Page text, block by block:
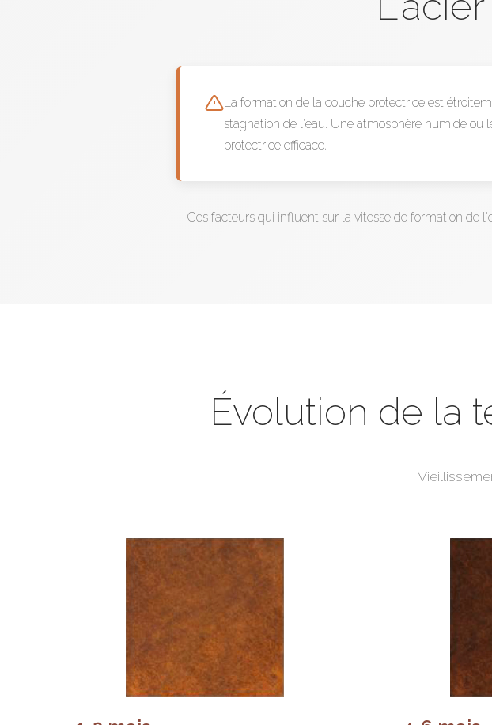
La formation de la couche protectrice est
stagnation de l'eau. Une atmosphère humide
protectrice efficace.
Ces facteurs qui influent sur la vitesse de formation de
Évolution de la